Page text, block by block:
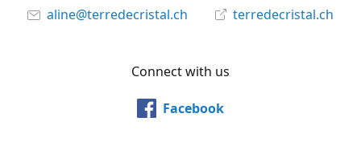
aline@terredecristal.ch
terredecristal.ch
Connect with us
Facebook